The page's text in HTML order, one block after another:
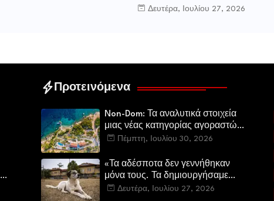
Δευτέρα, Ιουλίου 27, 2026
Προτεινόμενα
Non-Dom: Τα αναλυτικά στοιχεία
μιας νέας κατηγορίας αγοραστών
στην ελληνική αγορά πολυτελών
Πέμπτη, Ιουλίου 30, 2026
«Τα αδέσποτα δεν γεννήθηκαν
μόνα τους. Τα δημιουργήσαμε
εμείς.»
Δευτέρα, Ιουλίου 27, 2026